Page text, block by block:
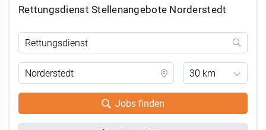
Rettungsdienst Stellenangebote Norderstedt
30 km
Jobs finden